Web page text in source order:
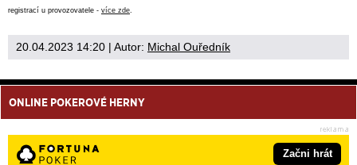
registrací u provozovatele - více zde.
20.04.2023 14:20 | Autor: Michal Ouředník
ONLINE POKEROVÉ HERNY
Začni hrát